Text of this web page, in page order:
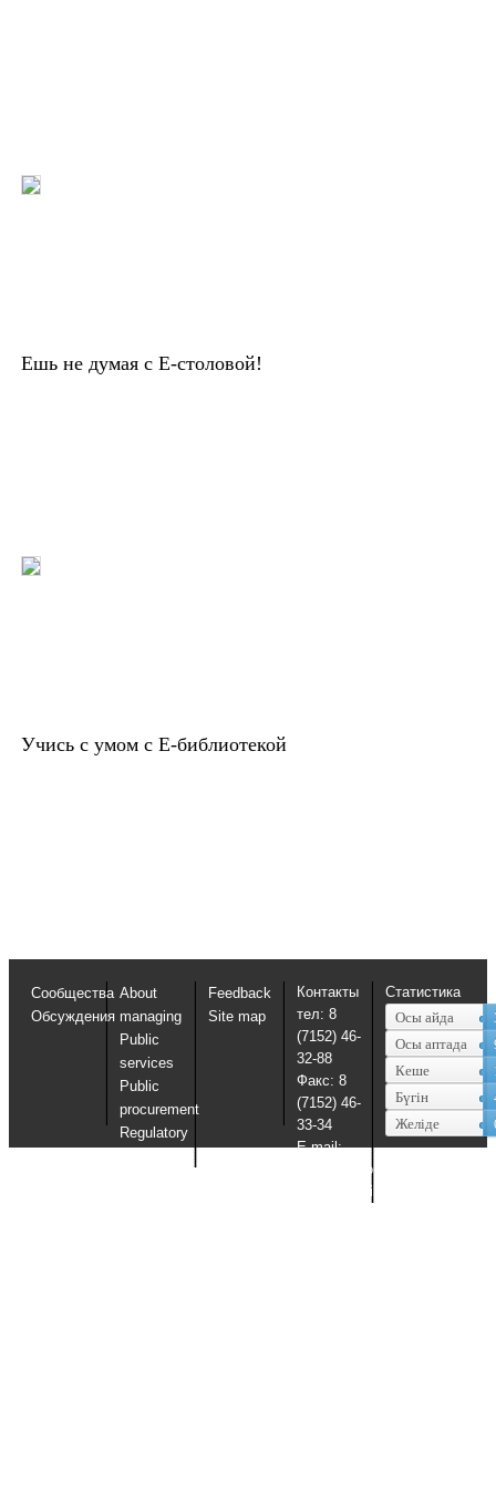
Ешь не думая с Е-столовой!
Учись с умом с Е-библиотекой
Сообщества
Обсуждения
About
managing
Public
services
Public
procurement
Regulatory
Feedback
Site map
Контакты
тел: 8
(7152) 46-
32-88
Факс: 8
(7152) 46-
33-34
E-mail:
uosko@sko.kz,
uosko@mail.ru
Статистика
Осы айда
Осы аптада
Кеше
Бүгін
Желіде